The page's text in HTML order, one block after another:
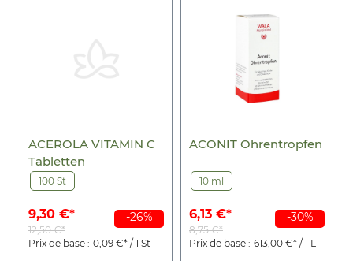
-26%
ACEROLA VITAMIN C
Tabletten
100 St
9,30 €*
12,50 €*
Prix de base : 0,09 €* / 1 St
-30%
ACONIT Ohrentropfen
10 ml
6,13 €*
8,75 €*
Prix de base : 613,00 €* / 1 L